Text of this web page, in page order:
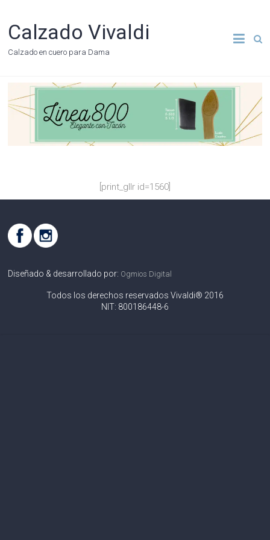
Calzado Vivaldi
Calzado en cuero para Dama
[print_gllr id=1560]
Diseñado & desarrollado por: Ogmios Digital
Todos los derechos reservados Vivaldi® 2016
NIT: 800186448-6